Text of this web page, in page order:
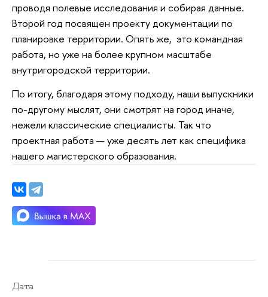
проводя полевые исследования и собирая данные.
Второй год посвящен проекту документации по
планировке территории. Опять же, это командная
работа, но уже на более крупном масштабе
внутригородской территории.
По итогу, благодаря этому подходу, наши выпускники
по-другому мыслят, они смотрят на город иначе,
нежели классические специалисты. Так что
проектная работа — уже десять лет как специфика
нашего магистерского образования.
Дата